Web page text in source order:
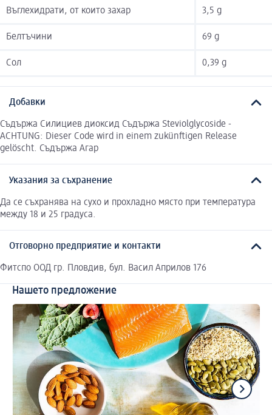
Въглехидрати, от които захар 3,5 g
Белтъчини 69 g
Сол 0,39 g
Добавки
Съдържа Силициев диоксид Съдържа Steviolglycoside -
ACHTUNG: Dieser Code wird in einem zukünftigen Release
gelöscht. Съдържа Агар
Указания за съхранение
Да се съхранява на сухо и прохладно място при температура
между 18 и 25 градуса.
Отговорно предприятие и контакти
Фитспо ООД гр. Пловдив, бул. Васил Априлов 176
Нашето предложение